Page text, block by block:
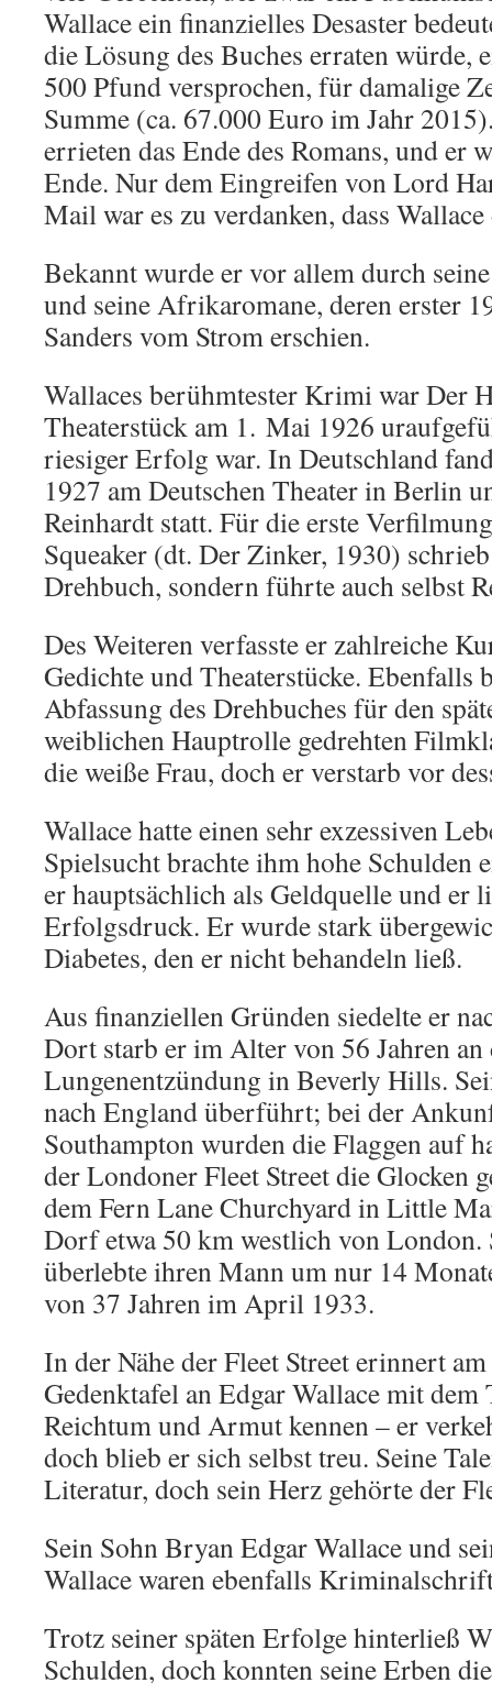
Wallace ein finanzielles Desaster
die Lösung des Buches erraten würde,
500 Pfund versprochen, für damalige
Summe (ca. 67.000 Euro im Jahr
errieten das Ende des Romans, und er
Ende. Nur dem Eingreifen von Lord
Mail war es zu verdanken, dass
Bekannt wurde er vor allem durch
und seine Afrikaromane, deren erster
Sanders vom Strom erschien.
Wallaces berühmtester Krimi war Der
Theaterstück am 1. Mai 1926
riesiger Erfolg war. In Deutschland
1927 am Deutschen Theater in Berlin
Reinhardt statt. Für die erste
Squeaker (dt. Der Zinker, 1930)
Drehbuch, sondern führte auch selbst
Des Weiteren verfasste er zahlreiche
Gedichte und Theaterstücke. Ebenfalls
Abfassung des Drehbuches für den
weiblichen Hauptrolle gedrehten
die weiße Frau, doch er verstarb vor
Wallace hatte einen sehr exzessiven
Spielsucht brachte ihm hohe Schulden
er hauptsächlich als Geldquelle und er
Erfolgsdruck. Er wurde stark
Diabetes, den er nicht behandeln ließ.
Aus finanziellen Gründen siedelte er
Dort starb er im Alter von 56 Jahren an
Lungenentzündung in Beverly Hills.
nach England überführt; bei der
Southampton wurden die Flaggen auf
der Londoner Fleet Street die Glocken
dem Fern Lane Churchyard in Little
Dorf etwa 50 km westlich von London.
überlebte ihren Mann um nur 14
von 37 Jahren im April 1933.
In der Nähe der Fleet Street erinnert
Gedenktafel an Edgar Wallace mit
Reichtum und Armut kennen – er
doch blieb er sich selbst treu. Seine
Literatur, doch sein Herz gehörte der
Sein Sohn Bryan Edgar Wallace und
Wallace waren ebenfalls
Trotz seiner späten Erfolge hinterließ
Schulden, doch konnten seine Erben